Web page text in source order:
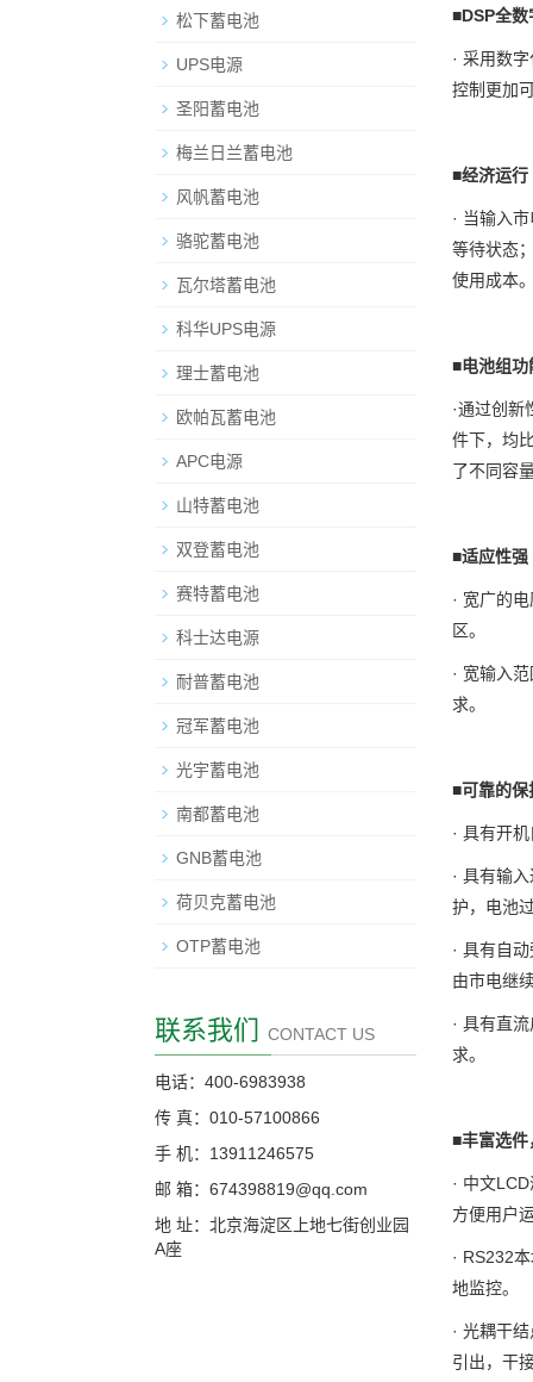
■DSP全数
· 采用数
控制更加
■经济运行
· 当输入
等待状态
使用成本
■电池组功
·通过创
件下，均
了不同容
■适应性强
· 宽广的
区。
· 宽输入
求。
■可靠的保
· 具有开
· 具有输
护，电池
· 具有自
由市电继
· 具有直
求。
■丰富选件
· 中文
方便用户
· RS232
地监控。
· 光耦干
引出，干
松下蓄电池
UPS电源
圣阳蓄电池
梅兰日兰蓄电池
风帆蓄电池
骆驼蓄电池
瓦尔塔蓄电池
科华UPS电源
理士蓄电池
欧帕瓦蓄电池
APC电源
山特蓄电池
双登蓄电池
赛特蓄电池
科士达电源
耐普蓄电池
冠军蓄电池
光宇蓄电池
南都蓄电池
GNB蓄电池
荷贝克蓄电池
OTP蓄电池
联系我们 CONTACT US
电话：400-6983938
传 真：010-57100866
手 机：13911246575
邮 箱：674398819@qq.com
地 址：北京海淀区上地七街创业园
A座